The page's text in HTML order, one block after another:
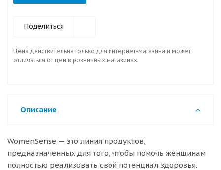
Поделиться
Цена действительна только для интернет-магазина и может
отличаться от цен в розничных магазинах
Описание
WomenSense — это линия продуктов,
предназначенных для того, чтобы помочь женщинам
полностью реализовать свой потенциал здоровья.